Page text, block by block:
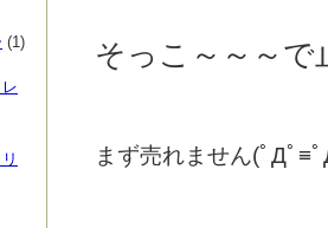
そっこ～～～で
まず売れません(ﾟДﾟ≡
(1)